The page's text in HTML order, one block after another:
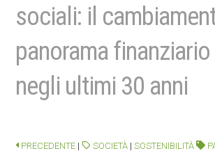
sociali: il
panorama
negli ultimi 30 anni
PRECEDENTE | SOCIETÀ |SOSTENIBILITÀ